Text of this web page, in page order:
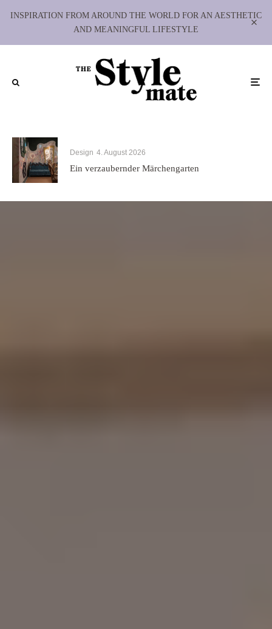
INSPIRATION FROM AROUND THE WORLD FOR AN AESTHETIC
AND MEANINGFUL LIFESTYLE
Design 4. August 2026
Ein verzaubernder Märchengarten